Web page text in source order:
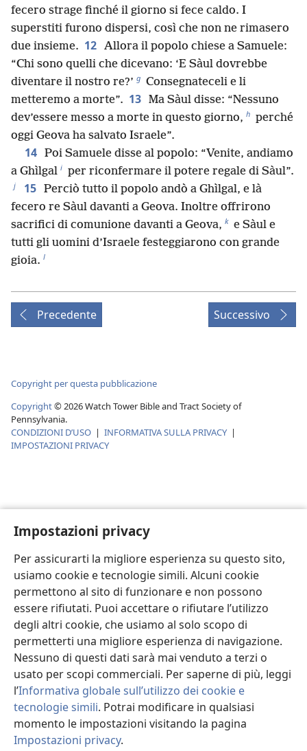
Impostazioni privacy
Per assicurarti la migliore esperienza su questo sito,
usiamo cookie e tecnologie simili. Alcuni cookie
permettono al sito di funzionare e non possono
essere rifiutati. Puoi accettare o rifiutare l’utilizzo
degli altri cookie, che usiamo al solo scopo di
permetterti una migliore esperienza di navigazione.
Nessuno di questi dati sarà mai venduto a terzi o
usato per scopi commerciali. Per saperne di più, leggi
l’Informativa globale sull’utilizzo dei cookie e
tecnologie simili. Potrai modificare in qualsiasi
momento le impostazioni visitando la pagina
Impostazioni privacy.
fecero strage finché il giorno si fece caldo. I
superstiti furono dispersi, così che non ne rimasero
due insieme. 12 Allora il popolo chiese a Samuele:
“Chi sono quelli che dicevano: ‘E Sàul dovrebbe
diventare il nostro re?’ g Consegnateceli e li
metteremo a morte”. 13 Ma Sàul disse: “Nessuno
dev’essere messo a morte in questo giorno, h perché
oggi Geova ha salvato Israele”.
14 Poi Samuele disse al popolo: “Venite, andiamo
a Ghìlgal i per riconfermare il potere regale di Sàul”.
j 15 Perciò tutto il popolo andò a Ghìlgal, e là
fecero re Sàul davanti a Geova. Inoltre offrirono
sacrifici di comunione davanti a Geova, k e Sàul e
tutti gli uomini d’Israele festeggiarono con grande
gioia. l
Precedente Successivo
Copyright per questa pubblicazione
Copyright© 2026Watch Tower Bible and Tract Society of
Pennsylvania.
CONDIZIONI D’USO | INFORMATIVA SULLA PRIVACY |
IMPOSTAZIONI PRIVACY